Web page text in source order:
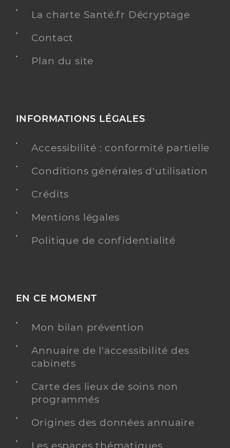
La charte Santé.fr Décryptage
Contact
Plan du site
INFORMATIONS LÉGALES
Accessibilité : conformité partielle
Conditions générales d'utilisation
Crédits
Mentions légales
Politique de confidentialité
EN CE MOMENT
Mon bilan prévention
Annuaire de l'accessibilité des
cabinets
Carte des lieux de soins non
programmés
Origines des données annuaire